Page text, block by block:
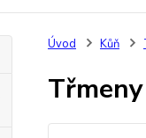
Úvod Kůň